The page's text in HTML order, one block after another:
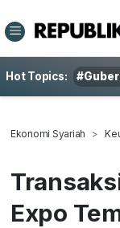
Hot Topics:
Ekonomi Syariah
Expo